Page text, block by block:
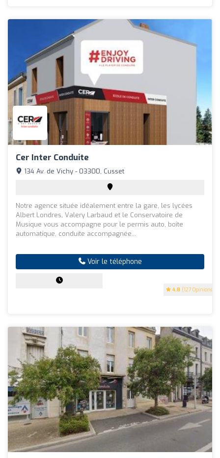
Cer Inter Conduite
4.8 (127 Opinions)
134 Av. de Vichy - 03300, Cusset
Notre agence située idéalement entre la gare, les lycées
Albert Londres, Valery Larbaud et le Conservatoire de
Musique vous accompagne pour le permis auto, boîte
automatique, conduite accompagnée...
Voir le téléphone